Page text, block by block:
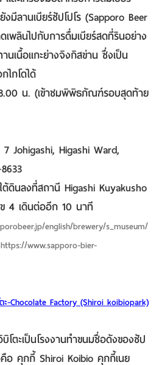
ลานเบียร์ซัปโปโร (Sapporo Beer
เพลินไปกับการดื่มเบียร์สดที่รินอย่าง
นเนื้อแกะย่างจิงกิสข่าน ซึ่งเป็น
กโดได้
น. (เข้าชมพิพิธภัณฑ์รอบสุดท้าย
Johigashi, Higashi Ward,
ดินลงที่สถานี Higashi Kuyakusho
4 เดินต่ออีก 10 นาที
english/brewery/s_museum/
https://www.sapporo-bier-
ตะ-Chocolate Factory (Shiroi koibiopark)
โตะเป็นโรงงานทำขนมชื่อดังของซัป
อ คุกกี้ Shiroi Koibio คุกกี้เนย